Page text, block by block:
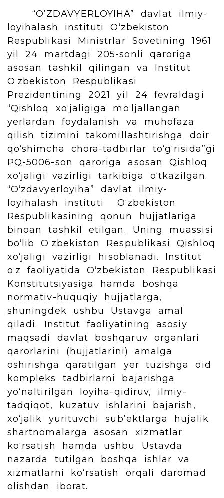
“O’ZDAVYERLOYIHA” davlat ilmiy-
loyihalash instituti O‘zbekiston
Respublikasi Ministrlar Sovetining 1961
yil 24 martdagi 205-sonli qaroriga
asosan tashkil qilingan va Institut
O‘zbekiston Respublikasi
Prezidentining 2021 yil 24 fevraldagi
“Qishloq xo‘jaligiga mo‘ljallangan
yerlardan foydalanish va muhofaza
qilish tizimini takomillashtirishga doir
qo‘shimcha chora-tadbirlar to‘g‘risida”gi
PQ-5006-son qaroriga asosan Qishloq
xo‘jaligi vazirligi tarkibiga o‘tkazilgan.
“O‘zdavyerloyiha” davlat ilmiy-
loyihalash instituti O‘zbekiston
Respublikasining qonun hujjatlariga
binoan tashkil etilgan. Uning muassisi
bo‘lib O‘zbekiston Respublikasi Qishloq
xo‘jaligi vazirligi hisoblanadi. Institut
o‘z faoliyatida O‘zbekiston Respublikasi
Konstitutsiyasiga hamda boshqa
normativ-huquqiy hujjatlarga,
shuningdek ushbu Ustavga amal
qiladi. Institut faoliyatining asosiy
maqsadi davlat boshqaruv organlari
qarorlarini (hujjatlarini) amalga
oshirishga qaratilgan yer tuzishga oid
kompleks tadbirlarni bajarishga
yo‘naltirilgan loyiha-qidiruv, ilmiy-
tadqiqot, kuzatuv ishlarini bajarish,
xo‘jalik yurituvchi sub’ektlarga hujalik
shartnomalarga asosan xizmatlar
ko‘rsatish hamda ushbu Ustavda
nazarda tutilgan boshqa ishlar va
xizmatlarni ko‘rsatish orqali daromad
olishdan iborat.